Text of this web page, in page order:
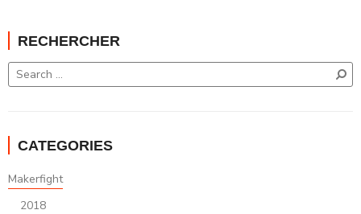
RECHERCHER
CATEGORIES
Makerfight
2018